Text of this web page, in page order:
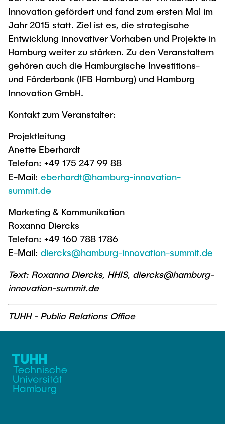
Innovation gefördert und fand zum ersten Mal im
Jahr 2015 statt. Ziel ist es, die strategische
Entwicklung innovativer Vorhaben und Projekte in
Hamburg weiter zu stärken. Zu den Veranstaltern
gehören auch die Hamburgische Investitions-
und Förderbank (IFB Hamburg) und Hamburg
Innovation GmbH.
Kontakt zum Veranstalter:
Projektleitung
Anette Eberhardt
Telefon: +49 175 247 99 88
E-Mail: eberhardt@hamburg-innovation-
summit.de
Marketing & Kommunikation
Roxanna Diercks
Telefon: +49 160 788 1786
E-Mail: diercks@hamburg-innovation-summit.de
Text: Roxanna Diercks, HHIS, diercks@hamburg-
innovation-summit.de
TUHH - Public Relations Office